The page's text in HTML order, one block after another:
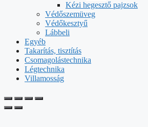
Kézi hegesztő pajzsok
Védőszemüveg
Védőkesztyű
Lábbeli
Egyéb
Takarítás, tisztítás
Csomagolástechnika
Légtechnika
Villamosság